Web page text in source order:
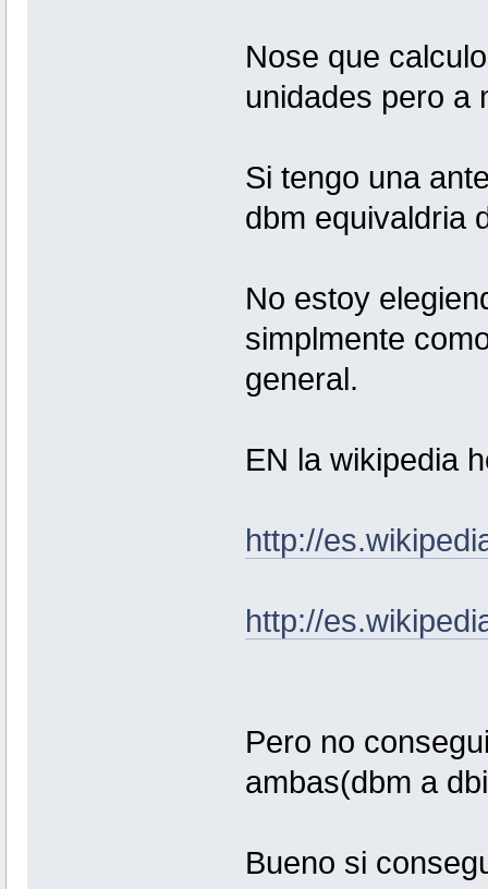
Nose que
unidades pero a
Si tengo una
dbm equivaldria
No estoy
simplmente
general.
EN la wikipedia
http://
http://
Pero no
ambas(dbm a
Bueno si